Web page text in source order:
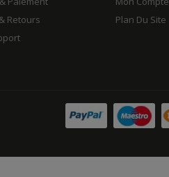
Retours
Plan Du Site